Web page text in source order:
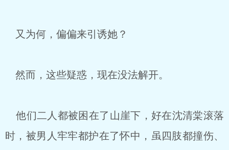
又为何，偏偏来引诱她？
然而，这些疑惑，现在没法解开。
他们二人都被困在了山崖下，好在沈清棠滚落
时，被男人牢牢都护在了怀中，虽四肢都撞伤、